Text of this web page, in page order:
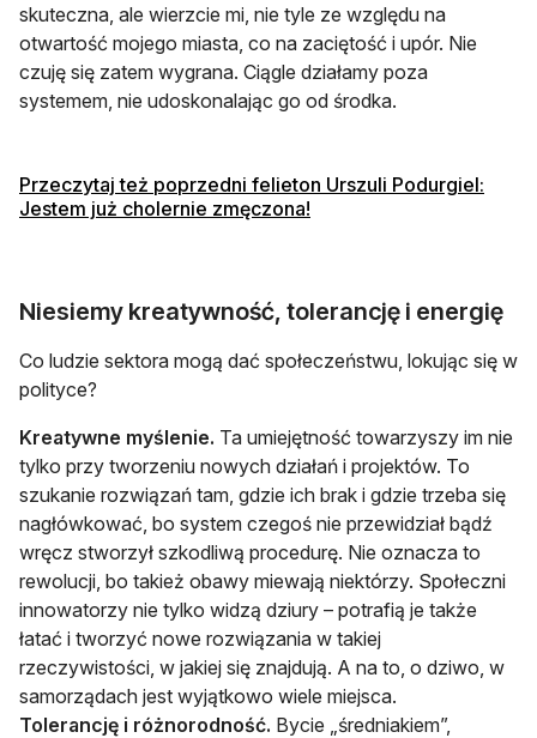
skuteczna, ale wierzcie mi, nie tyle ze względu na
otwartość mojego miasta, co na zaciętość i upór. Nie
czuję się zatem wygrana. Ciągle działamy poza
systemem, nie udoskonalając go od środka.
Przeczytaj też poprzedni felieton Urszuli Podurgiel:
Jestem już cholernie zmęczona!
Niesiemy kreatywność, tolerancję i energię
Co ludzie sektora mogą dać społeczeństwu, lokując się w
polityce?
Kreatywne myślenie. Ta umiejętność towarzyszy im nie
tylko przy tworzeniu nowych działań i projektów. To
szukanie rozwiązań tam, gdzie ich brak i gdzie trzeba się
nagłówkować, bo system czegoś nie przewidział bądź
wręcz stworzył szkodliwą procedurę. Nie oznacza to
rewolucji, bo takież obawy miewają niektórzy. Społeczni
innowatorzy nie tylko widzą dziury – potrafią je także
łatać i tworzyć nowe rozwiązania w takiej
rzeczywistości, w jakiej się znajdują. A na to, o dziwo, w
samorządach jest wyjątkowo wiele miejsca.
Tolerancję i różnorodność. Bycie „średniakiem”,